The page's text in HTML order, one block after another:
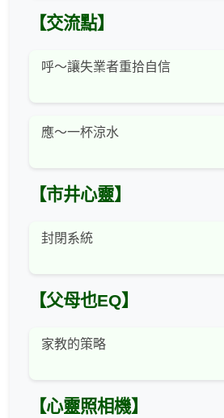
【交流點】
呼～讓失業者重拾自信
應～一杯涼水
【市井心靈】
封閉系統
【父母也EQ】
家教的策略
【心靈照相機】